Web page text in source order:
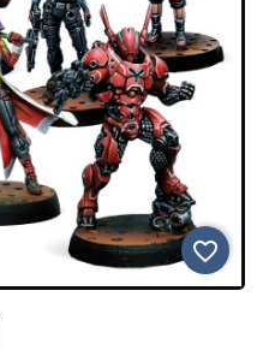
favorite_border